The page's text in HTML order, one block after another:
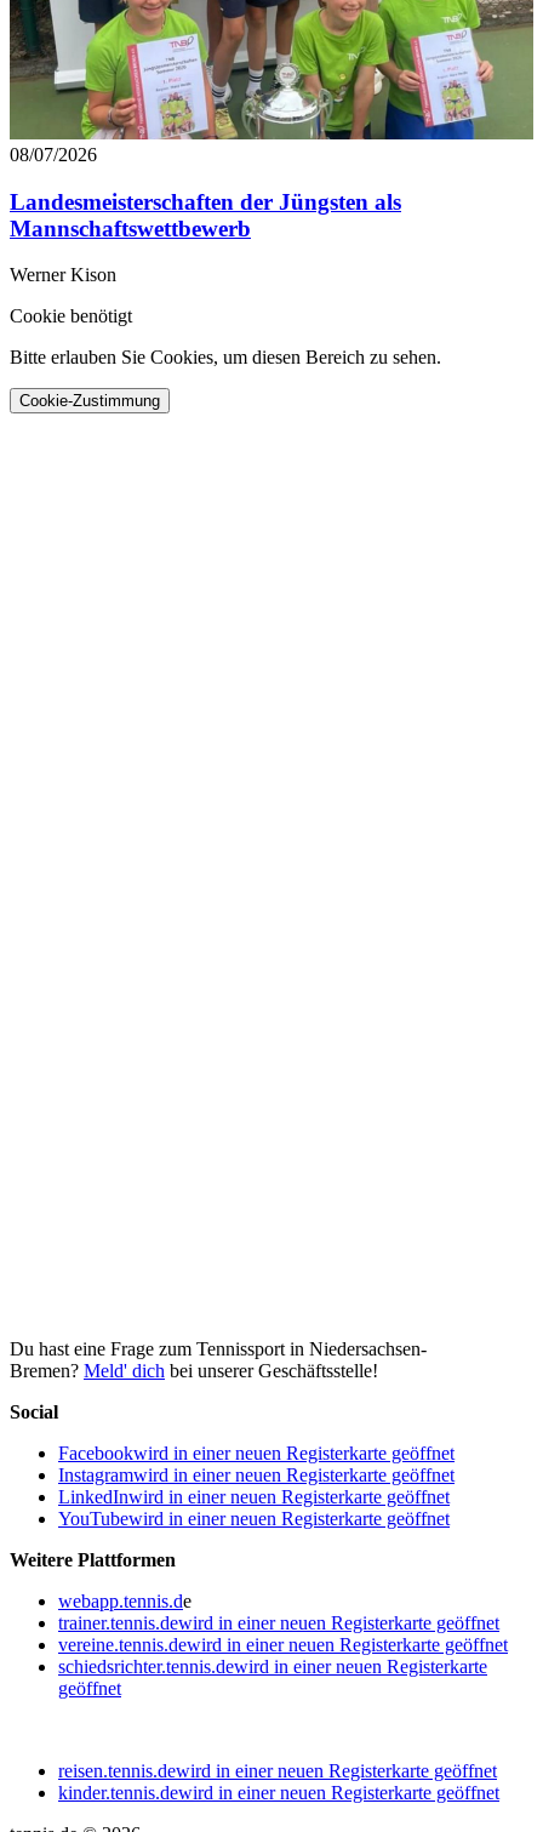
08/07/2026
Landesmeisterschaften der Jüngsten als
Mannschaftswettbewerb
Werner Kison
Cookie benötigt
Bitte erlauben Sie Cookies, um diesen Bereich zu sehen.
Cookie-Zustimmung
Du hast eine Frage zum Tennissport in Niedersachsen-
Bremen? Meld' dich bei unserer Geschäftsstelle!
Social
Facebookwird in einer neuen Registerkarte geöffnet
Instagramwird in einer neuen Registerkarte geöffnet
LinkedInwird in einer neuen Registerkarte geöffnet
YouTubewird in einer neuen Registerkarte geöffnet
Weitere Plattformen
webapp.tennis.de
trainer.tennis.dewird in einer neuen Registerkarte geöffnet
vereine.tennis.dewird in einer neuen Registerkarte geöffnet
schiedsrichter.tennis.dewird in einer neuen Registerkarte
geöffnet
reisen.tennis.dewird in einer neuen Registerkarte geöffnet
kinder.tennis.dewird in einer neuen Registerkarte geöffnet